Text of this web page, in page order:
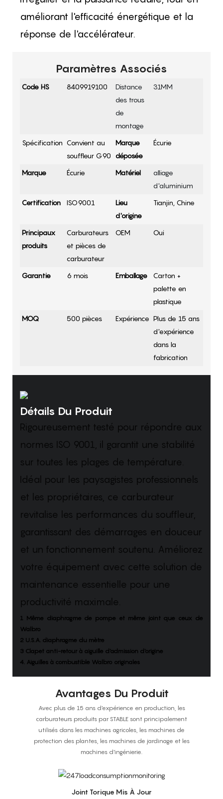
améliorant l'efficacité énergétique et la
réponse de l'accélérateur.
Paramètres Associés
Code HS 8409919100
Distance
des trous
de
montage
31MM
Spécification Convient au
souffleur G90
Marque
déposée
Écurie
Marque Écurie Matériel
alliage
d'aluminium
Certification
ISO9001
Lieu
d'origine
Tianjin, Chine
Principaux
produits
Carburateurs
et pièces de
carburateur
OEM Oui
Garantie 6 mois Emballage
Carton +
palette en
plastique
MOQ
500 pièces Expérience Plus de 15 ans
d'expérience
dans la
fabrication
Détails Du Produit
Rigoureusement testé pour répondre aux
normes ISO 9001, il garantit une stabilité
sur toutes les plages de température.
Idéal pour les paysagistes professionnels
et les propriétaires, ce carburateur
revitalise les performances du souffleur,
garantissant des démarrages en douceur
et un fonctionnement soutenu. Améliorez
votre équipement avec cette solution de
maintenance essentielle pour une
productivité maximale.
1 Même diaphragme de pompe et même joint que ceux de
Walbro
2 U.S.A. diaphragme du mètre
3 Clapet anti-retour à aiguille d'admission d'origine
4. Aiguilles à combustible Walbro originales
Avantages Du Produit
Avec plus de 15 ans d'expérience en production, les
carburateurs produits par STABLE sont principalement
utilisés dans les machines agricoles, les machines de
protection des plantes, les machines de jardinage et les
machines d'ingénierie.
Joint Torique Mis À Jour